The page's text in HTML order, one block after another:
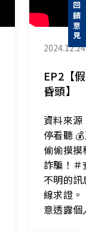
2024.12.24
EP2【
昏頭】
資料來
停看聽
偷偷摸
詐騙！
不明的訊
線求證。
意透露
回饋意見